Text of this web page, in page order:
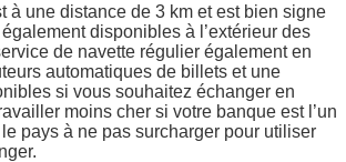
à une distance de 3 km et est bien signe
disponibles à l’extérieur des
de navette régulier également en
automatiques de billets et une
si vous souhaitez échanger en
moins cher si votre banque est l’un
pays à ne pas surcharger pour utiliser